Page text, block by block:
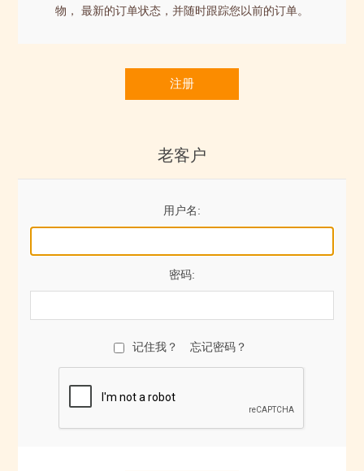
物， 最新的订单状态，并随时跟踪您以前的订单。
注册
老客户
用户名:
密码:
记住我？ 忘记密码？